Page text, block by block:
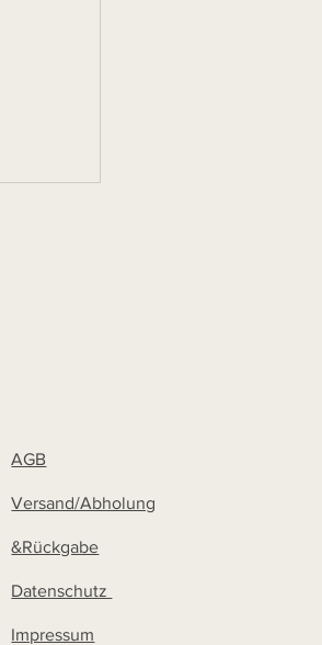
AGB
Versand/Abholung
&Rückgabe
Datenschutz
Impressum